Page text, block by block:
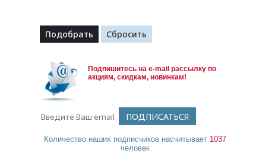
Подпишитесь на e-mail рассылку по
акциям, скидкам, новинкам!
Количество наших подписчиков насчитывает 1037
человек